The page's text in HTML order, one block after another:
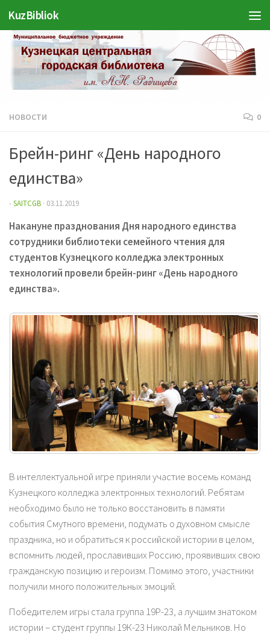
Перейти к содержимому
KuzBibliok
НОВОСТИ 0
Брейн-ринг «День народного
единства»
-SAITCGB · 03.11.2019
Накануне празднования Дня народного единства
сотрудники библиотеки семейного чтения для
студентов Кузнецкого колледжа электронных
технологий провели брейн-ринг «День народного
единства».
В интеллектуальной игре приняли участие восемь команд
Кузнецкого колледжа электронных технологий. Ребятам
необходимо было не только восстановить в памяти
события Смутного времени, подумать о духовном смысле
праздника, но и обратиться к российской истории в целом,
вспомнить людей, прославивших Россию, проявивших свою
гражданскую позицию и героизм. Помимо этого, участники
получили много положительных эмоций.
Победителем игры стала группа 19Р-23, а лучшим знатоком
истории – студент группы 19К-23 Николай Мельников. Но